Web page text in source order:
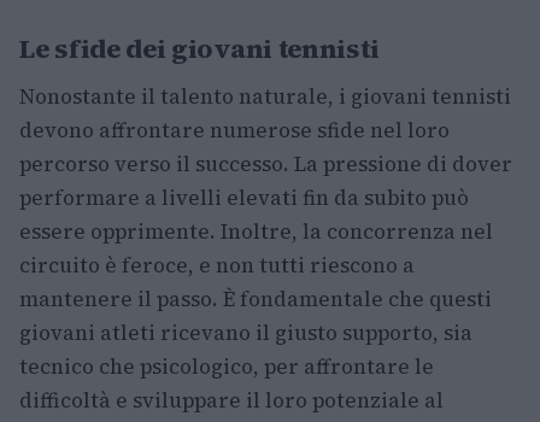
Le sfide dei giovani tennisti
Nonostante il talento naturale, i giovani tennisti
devono affrontare numerose sfide nel loro
percorso verso il successo. La pressione di dover
performare a livelli elevati fin da subito può
essere opprimente. Inoltre, la concorrenza nel
circuito è feroce, e non tutti riescono a
mantenere il passo. È fondamentale che questi
giovani atleti ricevano il giusto supporto, sia
tecnico che psicologico, per affrontare le
difficoltà e sviluppare il loro potenziale al